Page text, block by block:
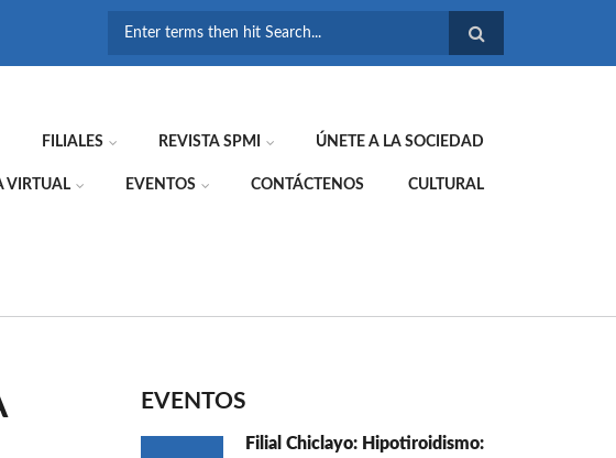
FILIALES REVISTA SPMI ÚNETE A LA SOCIEDAD
VIRTUAL EVENTOS CONTÁCTENOS CULTURAL
EVENTOS
Filial Chiclayo: Hipotiroidismo: